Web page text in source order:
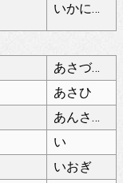
いかにけいさいがないばあい
あさづまちくま
あさひ
あんさかわち
い
いおぎ